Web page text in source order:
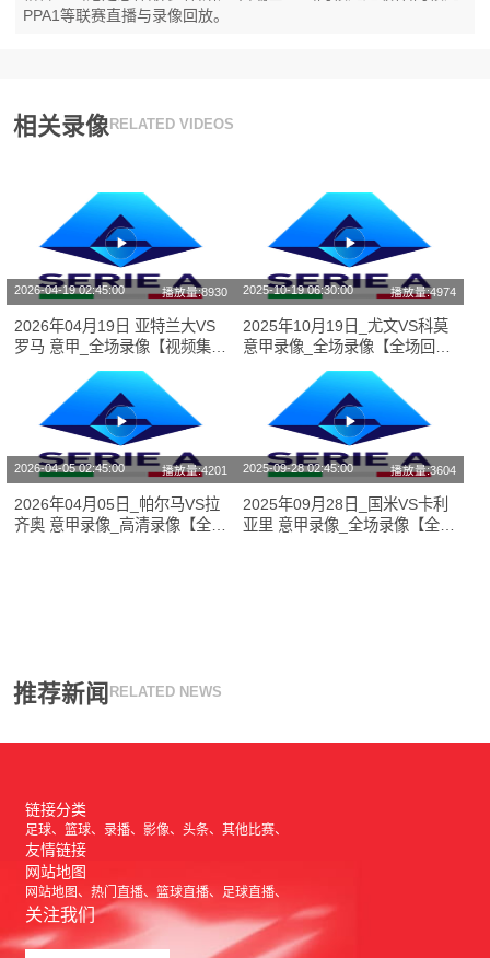
PPA1等联赛直播与录像回放。
相关录像 RELATED VIDEOS
2026-04-19 02:45:00 播放量:8930
2026年04月19日 亚特兰大VS
罗马 意甲_全场录像【视频集
2025-10-19 06:30:00 播放量:4974
2025年10月19日_尤文VS科莫
意甲录像_全场录像【全场回
2026-04-05 02:45:00 播放量:4201
2026年04月05日_帕尔马VS拉
齐奥 意甲录像_高清录像【全场
2025-09-28 02:45:00 播放量:3604
2025年09月28日_国米VS卡利
亚里 意甲录像_全场录像【全场
推荐新闻 RELATED NEWS
链接分类
足球 篮球 录播 影像 头条 其他比赛
友情链接
网站地图
网站地图 热门直播 篮球直播 足球直播
关注我们